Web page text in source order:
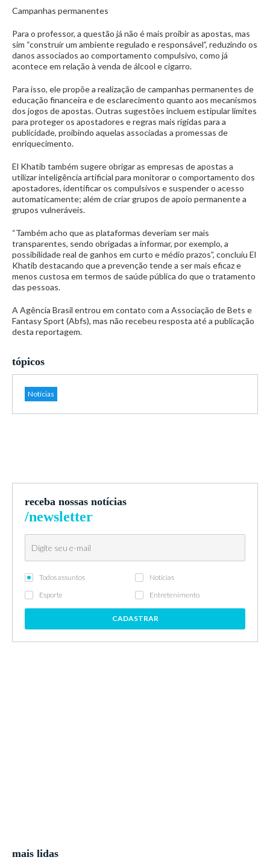
Campanhas permanentes
Para o professor, a questão já não é mais proibir as apostas, mas
sim “construir um ambiente regulado e responsável”, reduzindo os
danos associados ao comportamento compulsivo, como já
acontece em relação à venda de álcool e cigarro.
Para isso, ele propõe a realização de campanhas permanentes de
educação financeira e de esclarecimento quanto aos mecanismos
dos jogos de apostas. Outras sugestões incluem estipular limites
para proteger os apostadores e regras mais rígidas para a
publicidade, proibindo aquelas associadas a promessas de
enriquecimento.
El Khatib também sugere obrigar as empresas de apostas a
utilizar inteligência artificial para monitorar o comportamento dos
apostadores, identificar os compulsivos e suspender o acesso
automaticamente; além de criar grupos de apoio permanente a
grupos vulneráveis.
“Também acho que as plataformas deveriam ser mais
transparentes, sendo obrigadas a informar, por exemplo, a
possibilidade real de ganhos em curto e médio prazos”, concluiu El
Khatib destacando que a prevenção tende a ser mais eficaz e
menos custosa em termos de saúde pública do que o tratamento
das pessoas.
A Agência Brasil entrou em contato com a Associação de Bets e
Fantasy Sport (Abfs), mas não recebeu resposta até a publicação
desta reportagem.
tópicos
Notícias
receba nossas notícias
/newsletter
Todos assuntos
Notícias
Esporte
Entretenimento
CADASTRAR
mais lidas